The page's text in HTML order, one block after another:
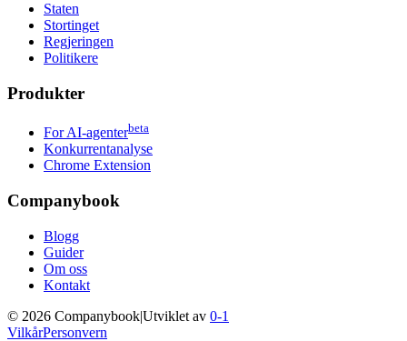
Staten
Stortinget
Regjeringen
Politikere
Produkter
For AI-agenterbeta
Konkurrentanalyse
Chrome Extension
Companybook
Blogg
Guider
Om oss
Kontakt
© 2026 Companybook|Utviklet av 0-1
VilkårPersonvern